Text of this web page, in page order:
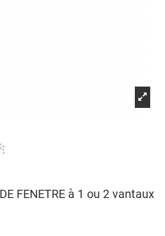
FENETRE à 1 ou 2 vantaux